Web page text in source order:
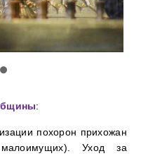
:
похорон прихожан
Уход за